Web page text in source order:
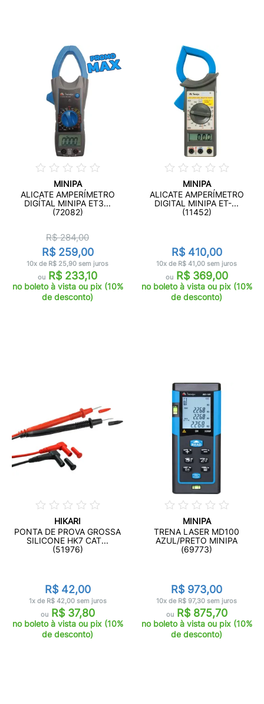
MINIPA
ALICATE AMPERÍMETRO
DIGÍTAL MINIPA ET3...
(72082)
R$ 284,00
R$ 259,00
10x de R$ 25,90 sem juros
ou R$ 233,10
no boleto à vista ou pix (10%
de desconto)
MINIPA
ALICATE AMPERÍMETRO
DIGITAL MINIPA ET-...
(11452)
R$ 410,00
10x de R$ 41,00 sem juros
ouR$ 369,00
no boleto à vista ou pix (10%
de desconto)
HIKARI
PONTA DE PROVA GROSSA
SILICONE HK7 CAT...
(51976)
R$ 42,00
1x de R$ 42,00 sem juros
ouR$ 37,80
no boleto à vista ou pix (10%
de desconto)
MINIPA
TRENA LASER MD100
AZUL/PRETO MINIPA
(69773)
R$ 973,00
10x de R$ 97,30 sem juros
ouR$ 875,70
no boleto à vista ou pix (10%
de desconto)